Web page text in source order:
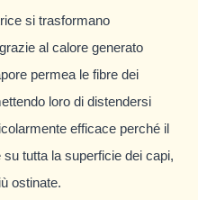
si trasformano
grazie al calore generato
permea le fibre dei
loro di distendersi
efficace perché il
tutta la superficie dei capi,
ostinate.